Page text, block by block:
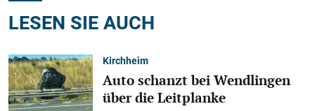
LESEN SIE AUCH
Kirchheim
Auto schanzt bei Wendlingen
über die Leitplanke